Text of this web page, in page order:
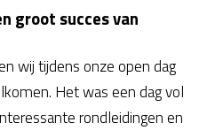
groot succes van
wij tijdens onze open dag
Het was een dag vol
rondleidingen en